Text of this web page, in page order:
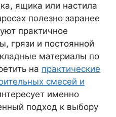
ящика или настила
полезно заранее
практичное
грязи и постоянной
материалы по
на практические
смесей и
именно
подход к выбору